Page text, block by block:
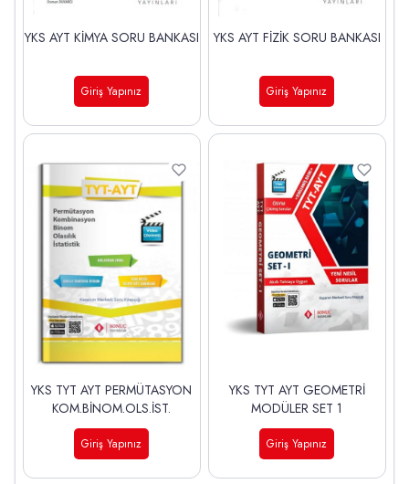
YKS AYT KİMYA SORU BANKASI
Giriş Yapınız
YKS AYT FİZİK SORU BANKASI
Giriş Yapınız
YKS TYT AYT PERMÜTASYON
KOM.BİNOM.OLS.İST.
Giriş Yapınız
YKS TYT AYT GEOMETRİ
MODÜLER SET 1
Giriş Yapınız